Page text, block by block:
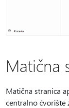
Matična
Matična stranica
centralno čvorište